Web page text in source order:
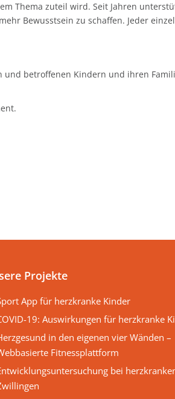
Thema zuteil wird. Seit Jahren
Bewusstsein zu schaffen. Jeder
und betroffenen Kindern und ihren
Projekte
App für herzkranke Kinder
19: Auswirkungen für herzkranke
in den eigenen vier Wänden –
Fitnessplattform
bei